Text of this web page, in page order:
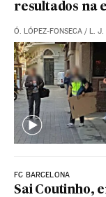
resultados na
Ó. LÓPEZ-FONSECA / L. J.
FC BARCELONA
Sai Coutinho,